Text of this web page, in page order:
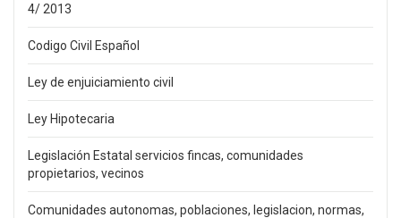
4/ 2013
Codigo Civil Español
Ley de enjuiciamiento civil
Ley Hipotecaria
Legislación Estatal servicios fincas, comunidades
propietarios, vecinos
Comunidades autonomas, poblaciones, legislacion, normas,